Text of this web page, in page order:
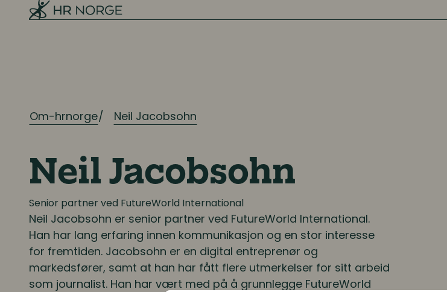
Rekruttering
Kompetanse- og talentledelse
Lederutvikling
Lønn og ytelser
Lønn og ytelser
Pensjon
Om-hrnorge Neil Jacobsohn
Neil Jacobsohn
Senior partner ved FutureWorld International
Neil Jacobsohn er senior partner ved FutureWorld International.
Han har lang erfaring innen kommunikasjon og en stor interesse
for fremtiden. Jacobsohn er en digital entreprenør og
markedsfører, samt at han har fått flere utmerkelser for sitt arbeid
som journalist. Han har vært med på å grunnlegge FutureWorld